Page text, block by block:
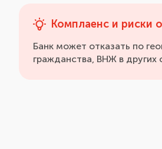
Комплаенс и риски
Банк может отказать по
гражданства, ВНЖ в других